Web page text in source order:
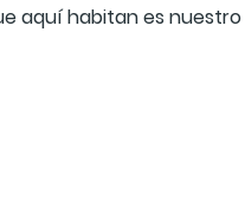
aquí habitan es